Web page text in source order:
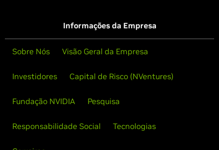
Informações da Empresa
Sobre Nós Visão Geral da Empresa
Investidores Capital de Risco (NVentures)
Fundação NVIDIA Pesquisa
Responsabilidade Social Tecnologias